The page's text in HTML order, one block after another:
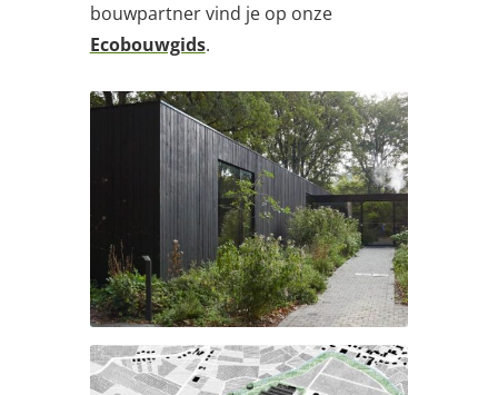
bouwpartner vind je op onze
Ecobouwgids.